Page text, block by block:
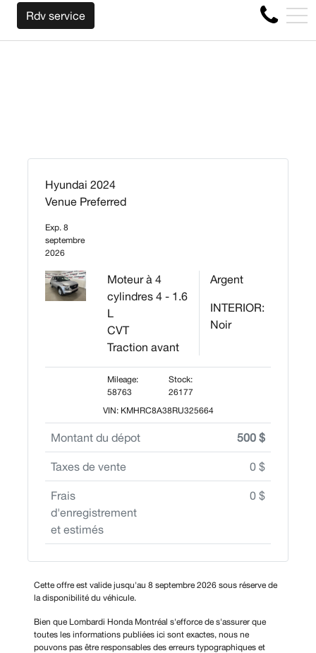
NOUS RACHETONS VOTRE AUTO PEU
4356 Boul Métropolitain E, Montréal, QC, CA H1S 1A2
EN
Rdv service
Hyundai 2024
Venue Preferred
Exp. 8
septembre
2026
Moteur à 4
cylindres 4 - 1.6
L
CVT
Traction avant
Argent
INTERIOR:
Noir
Mileage:
58763
Stock:
26177
VIN: KMHRC8A38RU325664
Montant du dépot 500 $
Taxes de vente 0 $
Frais
d'enregistrement
et estimés
0 $
Cette offre est valide jusqu'au 8 septembre 2026 sous réserve de
la disponibilité du véhicule.
Bien que Lombardi Honda Montréal s'efforce de s'assurer que
toutes les informations publiées ici sont exactes, nous ne
pouvons pas être responsables des erreurs typographiques et